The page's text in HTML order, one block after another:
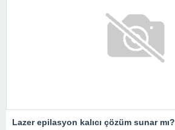
Lazer epilasyon kalıcı çözüm sunar mı?